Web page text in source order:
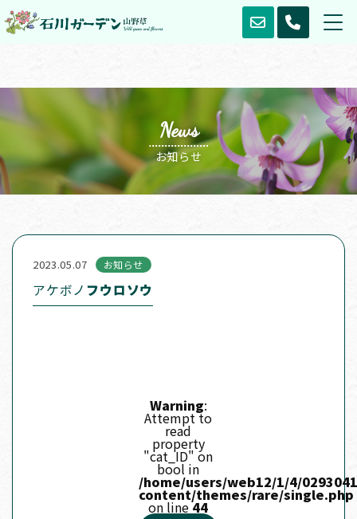
News
お知らせ
2023.05.07 お知らせ
アケボノ フウロソウ
Warning:
Attempt to
read
property
"cat_ID" on
bool in
/home/users/web12/1/4/
content/themes/rare/single.php
on line44